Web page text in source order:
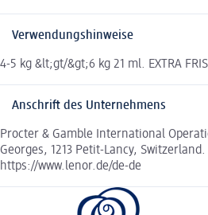
Verwendungshinweise
4-5 kg &lt;gt/&gt;6 kg 21 ml. EXTRA
Anschrift des Unternehmens
Procter & Gamble International
Georges, 1213 Petit-Lancy,
https://www.lenor.de/de-de